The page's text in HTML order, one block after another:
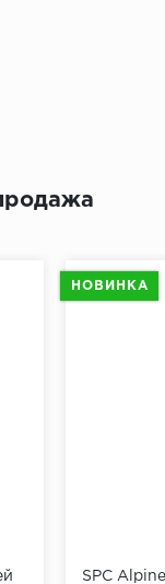
НОВИНКА
SPC